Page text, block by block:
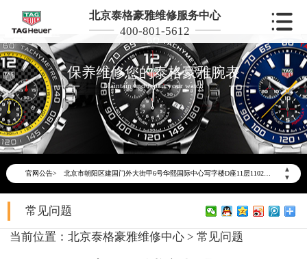
北京泰格豪雅维修服务中心
400-801-5612
保养维修您的泰格豪雅腕表
Maintain and repair your watch
官网公告>
▲
▼
2026年6月泰格豪雅北京市售后服务网络优化升级公告
2026年6月北京市泰格豪雅官方售后客户服务热线：400-801-5612
2026年6月泰格豪雅售后服务中心最新网点地址：
北京市东城区东长安街1号东方广场写字楼W3座6层602室（需提前预约）
北京市朝阳区建国门外大街甲6号华熙国际中心写字楼D座11层1102室（需提前预约）
北京市朝阳区建国门外大街甲6号华熙国际中心D座11层1102室泰格豪雅售后服务中心（需提前预约）
北京市东城区东长安街1号王府井东方广场W3座6层602室泰格豪雅售后服务中心（需提前预约）
节假日正常营业！
常见问题
当前位置： 北京泰格豪雅维修中心 > 常见问题